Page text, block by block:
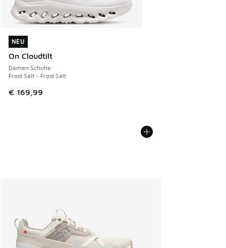
NEU
On Cloudtilt
Damen Schuhe
Frost Salt - Frost Salt
€ 169,99
NEU